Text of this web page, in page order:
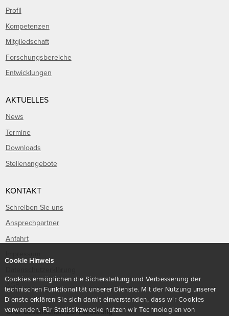
Cookie Hinweis
Cookies ermöglichen die Sicherstellung und Verbesserung der
technischen Funktionalität unserer Dienste. Mit der Nutzung unserer
Dienste erklären Sie sich damit einverstanden, dass wir Cookies
verwenden. Für Statistikzwecke nutzen wir Technologien von
Profil
Kompetenzen
Mitgliedschaft
Forschungsbereiche
Entwicklungen
AKTUELLES
News
Termine
Downloads
Stellenangebote
KONTAKT
Schreiben Sie uns
Ansprechpartner
Anfahrt
AGB
GFaI Gesellschaft zur Förderung